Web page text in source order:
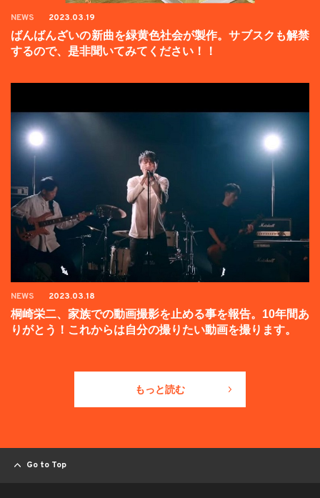
NEWS 2023.03.19
ばんばんざいの新曲を緑黄色社会が製作。サブスクも解禁
するので、是非聞いてみてください！！
NEWS 2023.03.18
桐崎栄二、家族での動画撮影を止める事を報告。10年間あ
りがとう！これからは自分の撮りたい動画を撮ります。
もっと読む
Go to Top